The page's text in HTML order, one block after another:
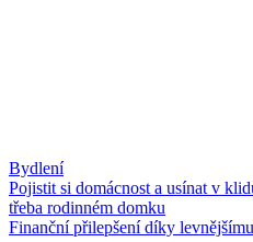
Bydlení
Navigace
pro
Pojistit si domácnost a usínat v
třeba rodinném domku
Finanční přilepšení díky